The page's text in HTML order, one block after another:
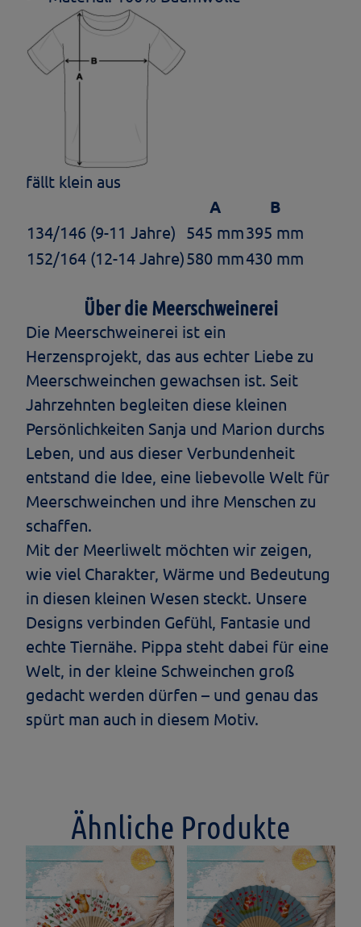
fällt klein aus
A B
134/146 (9-11 Jahre) 545 mm395 mm
152/164 (12-14 Jahre)580 mm430 mm
Über die Meerschweinerei
Die Meerschweinerei ist ein
Herzensprojekt, das aus echter Liebe zu
Meerschweinchen gewachsen ist. Seit
Jahrzehnten begleiten diese kleinen
Persönlichkeiten Sanja und Marion durchs
Leben, und aus dieser Verbundenheit
entstand die Idee, eine liebevolle Welt für
Meerschweinchen und ihre Menschen zu
schaffen.
Mit der Meerliwelt möchten wir zeigen,
wie viel Charakter, Wärme und Bedeutung
in diesen kleinen Wesen steckt. Unsere
Designs verbinden Gefühl, Fantasie und
echte Tiernähe. Pippa steht dabei für eine
Welt, in der kleine Schweinchen groß
gedacht werden dürfen – und genau das
spürt man auch in diesem Motiv.
Ähnliche Produkte